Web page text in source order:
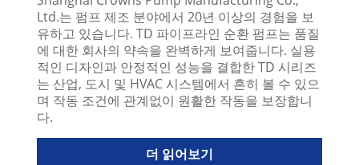
Ltd.는 펌프 제조 분야에서 20년 이상의 경험을 보
유하고 있습니다. TD 파이프라인 순환 펌프는 품질
에 대한 회사의 약속을 완벽하게 보여줍니다. 실용
적인 디자인과 안정적인 성능을 결합한 TD 시리즈
는 산업, 도시 및 HVAC 시스템에서 흔히 볼 수 있으
며 작동 조건에 관계없이 원활한 작동을 보장합니
다.
더 읽어보기